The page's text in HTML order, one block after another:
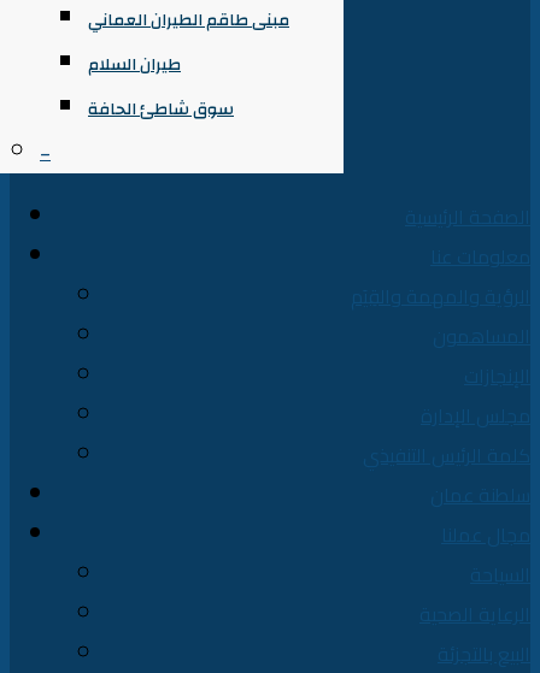
مبنى طاقم الطيران العماني
طيران السلام
سوق شاطئ الحافة
–
الصفحة الرئيسية
معلومات عنا
الرؤية والمهمة والقِيَم
المساهمون
الإنجازات
مجلس الإدارة
كلمة الرئيس التنفيذي
سلطنة عمان
مجال عملنا
السياحة
الرعاية الصحية
البيع بالتجزئة